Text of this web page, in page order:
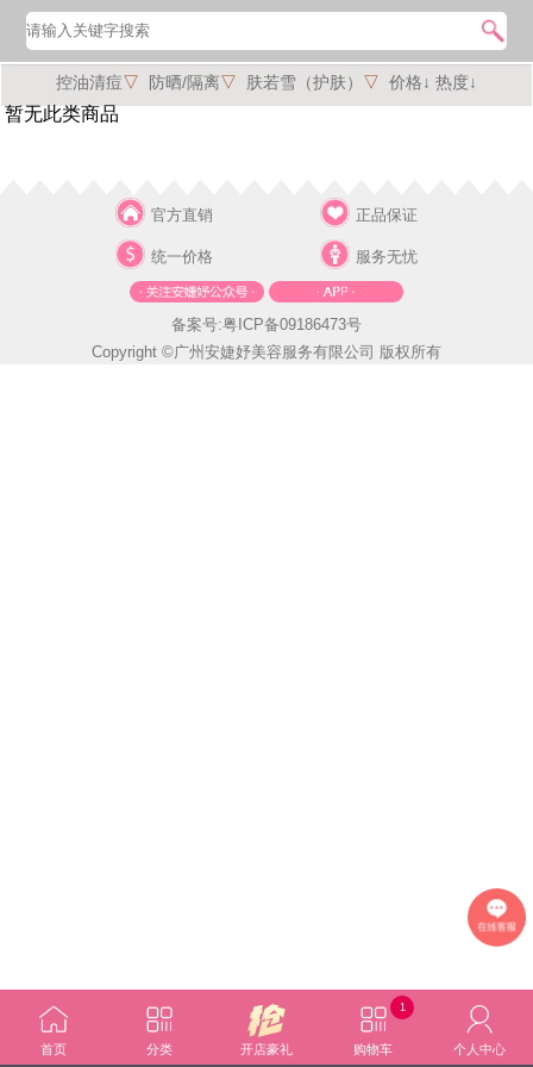
控油清痘▽ 防晒/隔离▽ 肤若雪（护肤） ▽ 价格↓ 热度↓
暂无此类商品
官方直销
统一价格
正品保证
服务无忧
备案号:粤ICP备09186473号
Copyright ©广州安婕妤美容服务有限公司 版权所有
首页 分类 开店豪礼 购物车
1
个人中心